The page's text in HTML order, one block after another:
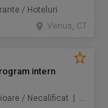
/ Hoteluri
Venus, CT
intern
Full time | Fără studii superioare / Necalificat | Au pair / Babysitter / Curăţenie / Prestări servicii